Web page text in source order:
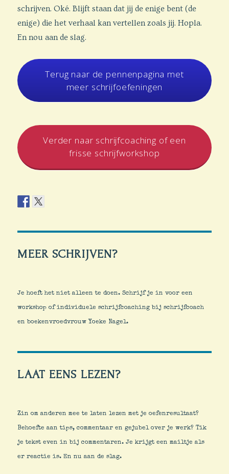
schrijven. Oké. Blijft staan dat jij de enige bent (de
enige) die het verhaal kan vertellen zoals jij. Hopla.
En nou aan de slag.
Terug naar de pennenpagina met
meer schrijfoefeningen
Verder naar schrijfcoaching of een
frisse schrijfworkshop
MEER SCHRIJVEN?
Je hoeft het niet alleen te doen. Schrijf je in voor een
workshop of individuele schrijfcoaching bij schrijfcoach
en boekenvroedvrouw Yoeke Nagel.
LAAT EENS LEZEN?
Zin om anderen mee te laten lezen met je oefenresultaat?
Behoefte aan tips, commentaar en gejubel over je werk? Tik
je tekst even in bij commentaren. Je krijgt een mailtje als
er reactie is. En nu aan de slag.